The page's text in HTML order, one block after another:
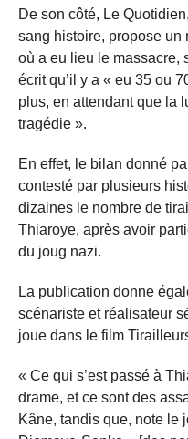
De son côté, Le
sang histoire, propose un
où a eu lieu le massacre,
écrit qu’il y a « eu 35 ou
plus, en attendant que la
tragédie ».
En effet, le bilan donné
contesté par plusieurs
dizaines le nombre de
Thiaroye, après avoir
du joug nazi.
La publication donne
scénariste et réalisateur
joue dans le film
« Ce qui s’est passé à
drame, et ce sont des
Kâne, tandis que, note le